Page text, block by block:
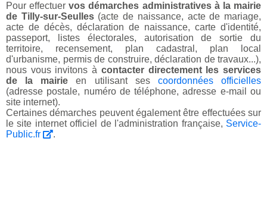
Pour effectuervos démarches administratives à la mairie
de Tilly-sur-Seulles(acte de naissance, acte de mariage,
acte de décès, déclaration de naissance, carte d'identité,
passeport, listes électorales, autorisation de sortie du
territoire, recensement, plan cadastral, plan local
d'urbanisme, permis de construire, déclaration de travaux...),
nous vous invitons à contacter directement les services
de la mairie en utilisant ses coordonnées officielles
(adresse postale, numéro de téléphone, adresse e-mail ou
site internet).
Certaines démarches peuvent également être effectuées sur
le site internet officiel de l'administration française, Service-
Public.fr
.